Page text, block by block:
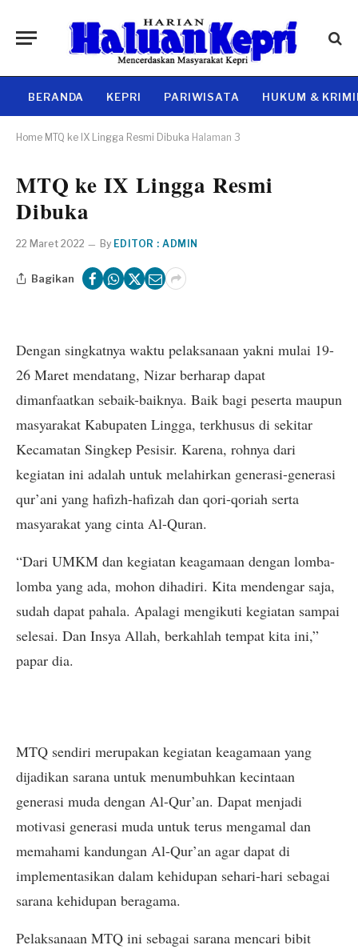
BERANDA KEPRI PARIWISATA HUKUM &
Home MTQ ke IX Lingga Resmi Dibuka Halaman 3
MTQ ke IX Lingga Resmi
Dibuka
22 Maret 2022 By EDITOR : ADMIN
Bagikan
Dengan singkatnya waktu pelaksanaan yakni mulai 19-
26 Maret mendatang, Nizar berharap dapat
dimanfaatkan sebaik-baiknya. Baik bagi peserta maupun
masyarakat Kabupaten Lingga, terkhusus di sekitar
Kecamatan Singkep Pesisir. Karena, rohnya dari
kegiatan ini adalah untuk melahirkan generasi-generasi
qur’ani yang hafizh-hafizah dan qori-qoriah serta
masyarakat yang cinta Al-Quran.
“Dari UMKM dan kegiatan keagamaan dengan lomba-
lomba yang ada, mohon dihadiri. Kita mendengar saja,
sudah dapat pahala. Apalagi mengikuti kegiatan sampai
selesai. Dan Insya Allah, berkahlah tempat kita ini,”
papar dia.
MTQ sendiri merupakan kegiatan keagamaan yang
dijadikan sarana untuk menumbuhkan kecintaan
generasi muda dengan Al-Qur’an. Dapat menjadi
motivasi generasi muda untuk terus mengamal dan
memahami kandungan Al-Qur’an agar dapat di
implementasikan dalam kehidupan sehari-hari sebagai
sarana kehidupan beragama.
Pelaksanaan MTQ ini sebagai sarana mencari bibit